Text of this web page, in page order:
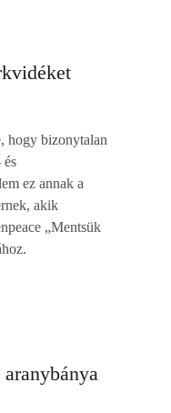
hogy bizonytalan
és
ez annak a
akik
„Mentsük